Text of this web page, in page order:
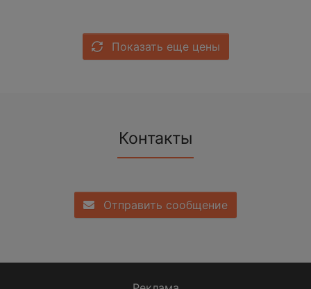
Показать еще цены
Контакты
Отправить сообщение